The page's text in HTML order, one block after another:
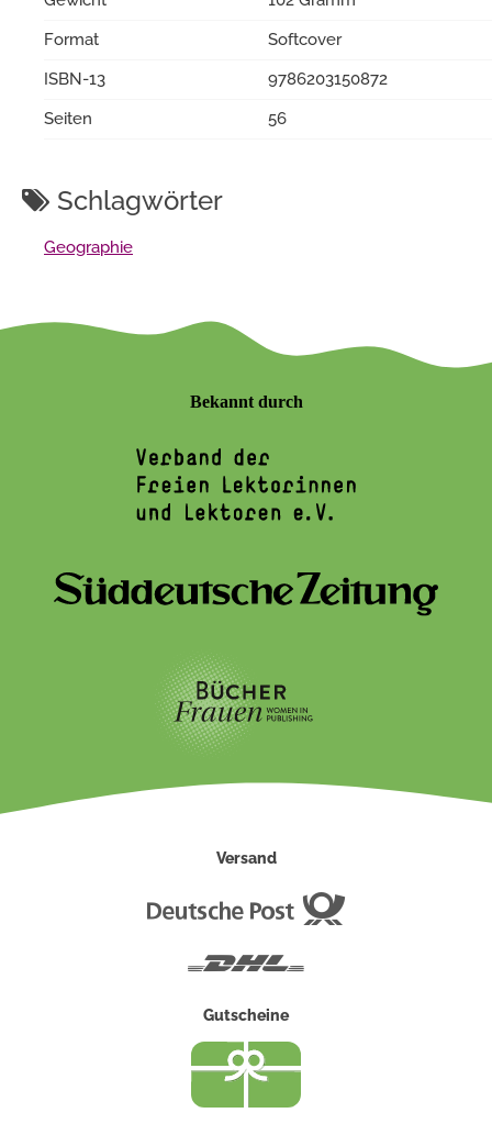
Format
Softcover
ISBN-13
9786203150872
Seiten
56
Schlagwörter
Geographie
Bekannt durch
Versand
Gutscheine